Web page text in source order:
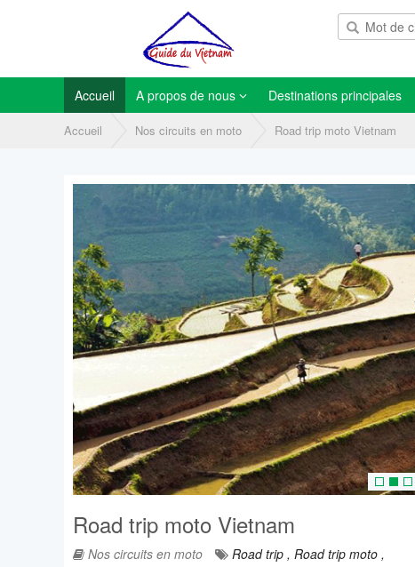
Accueil A propos de nous Destinations principales
Accueil Nos circuits en moto Road trip moto Vietnam
Road trip moto Vietnam
Nos circuits en moto Road trip , Road trip moto ,